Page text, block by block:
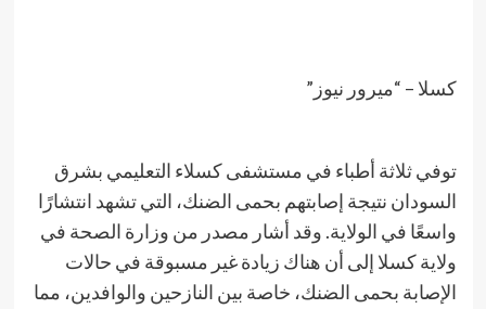
كسلا – “ميرور نيوز”
توفي ثلاثة أطباء في مستشفى كسلاء التعليمي بشرق
السودان نتيجة إصابتهم بحمى الضنك، التي تشهد انتشارًا
واسعًا في الولاية. وقد أشار مصدر من وزارة الصحة في
ولاية كسلا إلى أن هناك زيادة غير مسبوقة في حالات
الإصابة بحمى الضنك، خاصة بين النازحين والوافدين، مما